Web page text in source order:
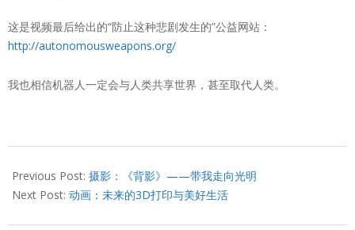
这是视频最后给出的“防止这种悲剧发生的”公益网站：
http://autonomousweapons.org/
我也相信机器人一定会与人类共享世界，甚至取代人类。
12-
03
Previous Post: 摄影：《背影》——带我走向光明
Next Post: 动画：未来的3D打印与美好生活